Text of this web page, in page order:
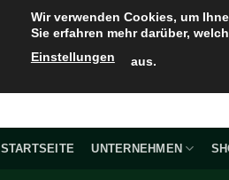
STARTSEITE UNTERNEHMEN
Wir verwenden Cookies, um
Sie erfahren mehr darüber,
Einstellungen
aus.